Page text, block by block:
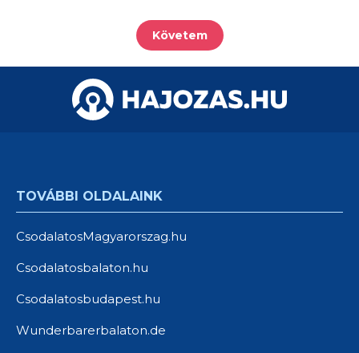
Követem
TOVÁBBI OLDALAINK
CsodalatosMagyarorszag.hu
Csodalatosbalaton.hu
Csodalatosbudapest.hu
Wunderbarerbalaton.de